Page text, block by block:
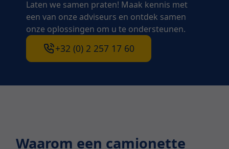
Laten we samen praten! Maak kennis met
een van onze adviseurs en ontdek samen
onze oplossingen om u te ondersteunen.
+32 (0) 2 257 17 60
Waarom een camionette